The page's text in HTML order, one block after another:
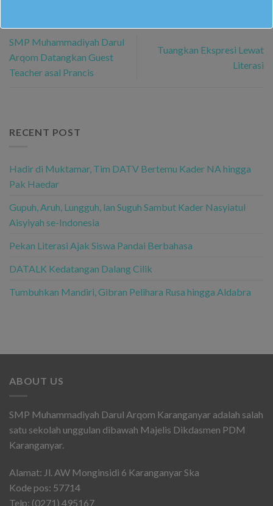
SMP Muhammadiyah Darul
Arqom Datangkan Guest
Teacher asal Prancis
Tuangkan Ekspresi Lewat
Literasi
RECENT POST
Hadir di Muktamar, Tim DATV Bertemu Kader NA hingga
Pak Haedar
Gupuh, Aruh, Lungguh, lan Suguh Sambut Kader Nasyiatul
Aisyiyah se-Indonesia
Pekan Literasi Ajak Siswa Pandai Berbahasa
DATALK Kedatangan Dalang Cilik
Tumbuhkan Mandiri, Gibran Pelihara Rusa hingga Aldabra
ABOUT US
SMP Muhammadiyah Darul Arqom Karanganyar adalah salah
satu sekolah unggulan dibawah Majelis Dikdasmen PDM
Karanganyar.
Alamat: Jl. AW Monginsidi 6 Karanganyar Ska
Kode pos: 57714
Telp: (0271) 495167